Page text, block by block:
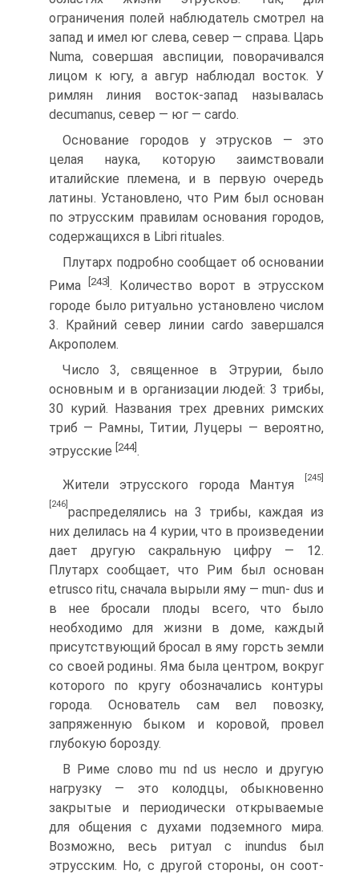
ограничения полей наблюдатель смотрел на
за­пад и имел юг слева, север — справа. Царь
Numa, совершая авспиции, поворачивался
лицом к югу, а авгур наблюдал вос­ток. У
римлян линия восток-запад называлась
decumanus, север — юг — cardo.
Основание городов у этрусков — это
целая наука, которую заимствовали
италийские племена, и в первую очередь
латины. Установлено, что Рим был основан
по этрусским правилам осно­вания городов,
содержащихся в Libri rituales.
Плутарх подробно сообщает об основании
Рима
[243] . Коли­чество ворот в этрусском
городе было ритуально установлено числом
3. Крайний север линии cardo завершался
Акрополем.
Число 3, священное в Этрурии, было
основным и в органи­зации людей: 3 трибы,
30 курий. Названия трех древних рим­ских
триб — Рамны, Титии, Луцеры — вероятно,
этрусские [244].
Жители этрусского города Мантуя
[245]
[246]
распределялись на 3 трибы, каждая из
них делилась на 4 курии, что в произве­дении
дает другую сакральную цифру — 12.
Плутарх сообщает, что Рим был основан
etrusco ritu, сначала вырыли яму — mun- dus и
в нее бросали плоды всего, что было
необходимо для жиз­ни в доме, каждый
присутствующий бросал в яму горсть земли
со своей родины. Яма была центром, вокруг
которого по кругу обозначались контуры
города. Основатель сам вел повозку,
запряженную быком и коровой, провел
глубокую борозду.
В Риме слово mu nd us несло и другую
нагрузку — это ко­лодцы, обыкновенно
закрытые и периодически открываемые
для общения с духами подземного мира.
Возможно, весь ри­туал с inundus был
этрусским. Но, с другой стороны, он соот­